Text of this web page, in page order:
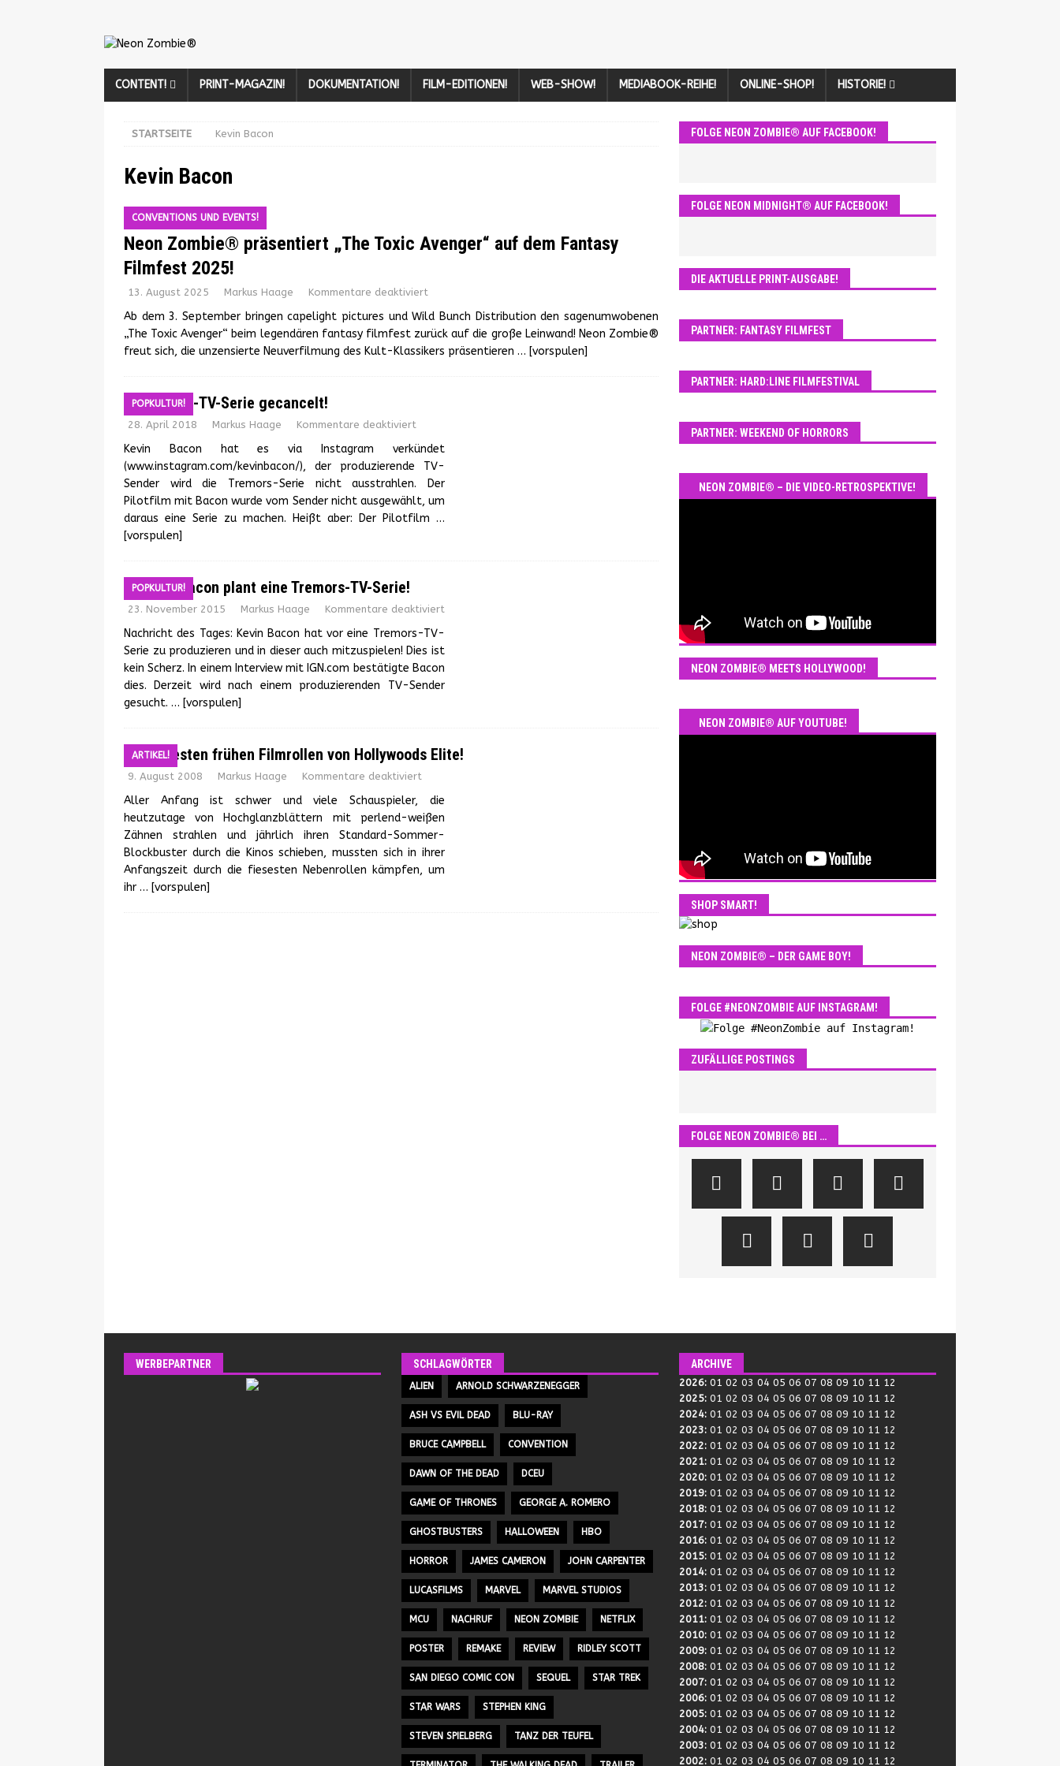
CONTENT! PRINT-MAGAZIN! DOKUMENTATION! FILM-EDITIONEN! WEB-SHOW! MEDIABOOK-REIHE! ONLINE-SHOP! HISTORIE!
STARTSEITE Kevin Bacon
Kevin Bacon
CONVENTIONS UND EVENTS!
Neon Zombie® präsentiert „The Toxic Avenger“ auf dem Fantasy
Filmfest 2025!
13. August 2025 Markus Haage Kommentare deaktiviert
Ab dem 3. September bringen capelight pictures und Wild Bunch Distribution den sagenumwobenen
„The Toxic Avenger“ beim legendären fantasy filmfest zurück auf die große Leinwand! Neon Zombie®
freut sich, die unzensierte Neuverfilmung des Kult-Klassikers präsentieren … [vorspulen]
POPKULTUR!
Tremors-TV-Serie gecancelt!
28. April 2018 Markus Haage Kommentare deaktiviert
Kevin Bacon hat es via Instagram verkündet
(www.instagram.com/kevinbacon/), der produzierende TV-
Sender wird die Tremors-Serie nicht ausstrahlen. Der
Pilotfilm mit Bacon wurde vom Sender nicht ausgewählt, um
daraus eine Serie zu machen. Heißt aber: Der Pilotfilm …
[vorspulen]
POPKULTUR!
Kevin Bacon plant eine Tremors-TV-Serie!
23. November 2015 Markus Haage Kommentare deaktiviert
Nachricht des Tages: Kevin Bacon hat vor eine Tremors-TV-
Serie zu produzieren und in dieser auch mitzuspielen! Dies ist
kein Scherz. In einem Interview mit IGN.com bestätigte Bacon
dies. Derzeit wird nach einem produzierenden TV-Sender
gesucht. … [vorspulen]
ARTIKEL!
Die besten frühen Filmrollen von Hollywoods Elite!
9. August 2008 Markus Haage Kommentare deaktiviert
Aller Anfang ist schwer und viele Schauspieler, die
heutzutage von Hochglanzblättern mit perlend-weißen
Zähnen strahlen und jährlich ihren Standard-Sommer-
Blockbuster durch die Kinos schieben, mussten sich in ihrer
Anfangszeit durch die fiesesten Nebenrollen kämpfen, um
ihr … [vorspulen]
FOLGE NEON ZOMBIE® AUF FACEBOOK!
FOLGE NEON MIDNIGHT® AUF FACEBOOK!
DIE AKTUELLE PRINT-AUSGABE!
PARTNER: FANTASY FILMFEST
PARTNER: HARD:LINE FILMFESTIVAL
PARTNER: WEEKEND OF HORRORS
NEON ZOMBIE® – DIE VIDEO-RETROSPEKTIVE!
NEON ZOMBIE® MEETS HOLLYWOOD!
NEON ZOMBIE® AUF YOUTUBE!
SHOP SMART!
NEON ZOMBIE® – DER GAME BOY!
FOLGE #NEONZOMBIE AUF INSTAGRAM!
ZUFÄLLIGE POSTINGS
FOLGE NEON ZOMBIE® BEI …
WERBEPARTNER SCHLAGWÖRTER
ALIEN ARNOLD SCHWARZENEGGER
ASH VS EVIL DEAD BLU-RAY
BRUCE CAMPBELL CONVENTION
DAWN OF THE DEAD DCEU
GAME OF THRONES GEORGE A. ROMERO
GHOSTBUSTERS HALLOWEEN HBO
HORROR JAMES CAMERON JOHN CARPENTER
LUCASFILMS MARVEL MARVEL STUDIOS
MCU NACHRUF NEON ZOMBIE NETFLIX
POSTER REMAKE REVIEW RIDLEY SCOTT
SAN DIEGO COMIC CON SEQUEL STAR TREK
STAR WARS STEPHEN KING
STEVEN SPIELBERG TANZ DER TEUFEL
ARCHIVE
2026: 01 02 03 04 05 06 07 08 09 10 11 12
2025: 01 02 03 04 05 06 07 08 09 10 11 12
2024: 01 02 03 04 05 06 07 08 09 10 11 12
2023: 01 02 03 04 05 06 07 08 09 10 11 12
2022: 01 02 03 04 05 06 07 08 09 10 11 12
2021: 01 02 03 04 05 06 07 08 09 10 11 12
2020: 01 02 03 04 05 06 07 08 09 10 11 12
2019: 01 02 03 04 05 06 07 08 09 10 11 12
2018: 01 02 03 04 05 06 07 08 09 10 11 12
2017: 01 02 03 04 05 06 07 08 09 10 11 12
2016: 01 02 03 04 05 06 07 08 09 10 11 12
2015: 01 02 03 04 05 06 07 08 09 10 11 12
2014: 01 02 03 04 05 06 07 08 09 10 11 12
2013: 01 02 03 04 05 06 07 08 09 10 11 12
2012: 01 02 03 04 05 06 07 08 09 10 11 12
2011: 01 02 03 04 05 06 07 08 09 10 11 12
2010: 01 02 03 04 05 06 07 08 09 10 11 12
2009: 01 02 03 04 05 06 07 08 09 10 11 12
2008: 01 02 03 04 05 06 07 08 09 10 11 12
2007: 01 02 03 04 05 06 07 08 09 10 11 12
2006: 01 02 03 04 05 06 07 08 09 10 11 12
2005: 01 02 03 04 05 06 07 08 09 10 11 12
2004: 01 02 03 04 05 06 07 08 09 10 11 12
2003: 01 02 03 04 05 06 07 08 09 10 11 12
2002: 01 02 03 04 05 06 07 08 09 10 11 12